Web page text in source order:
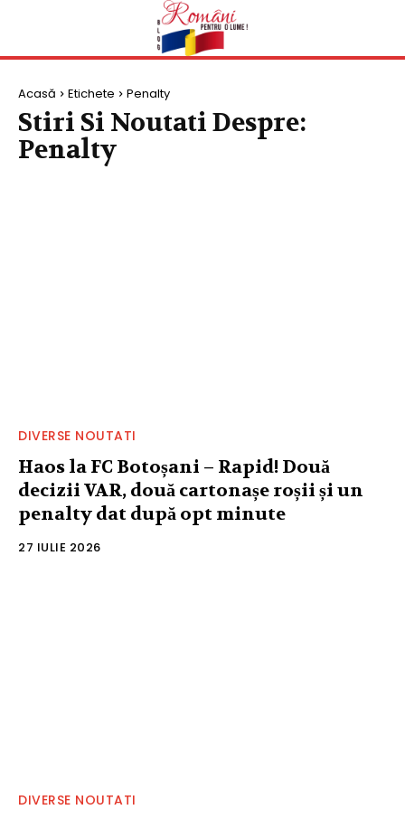
Acasă Etichete Penalty
Stiri Si Noutati Despre:
Penalty
DIVERSE NOUTATI
Haos la FC Botoșani – Rapid! Două
decizii VAR, două cartonașe roșii și un
penalty dat după opt minute
27 IULIE 2026
DIVERSE NOUTATI